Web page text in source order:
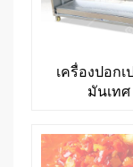
เครื่องปอกเ
มันเทศ